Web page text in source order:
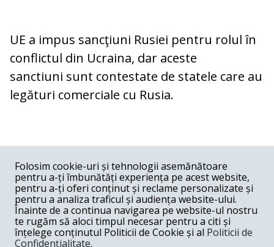
UE a impus sancţiuni Rusiei pentru rolul în
conflictul din Ucraina, dar aceste
sanctiuni sunt contestate de statele care au
legături comerciale cu Rusia.
COMENTARII
Nume
Email
Folosim cookie-uri și tehnologii asemănătoare
pentru a-ți îmbunătăți experiența pe acest website,
pentru a-ți oferi conținut și reclame personalizate și
pentru a analiza traficul și audiența website-ului.
Înainte de a continua navigarea pe website-ul nostru
te rugăm să aloci timpul necesar pentru a citi și
înțelege conținutul Politicii de Cookie și al Politicii de
Confidențialitate.